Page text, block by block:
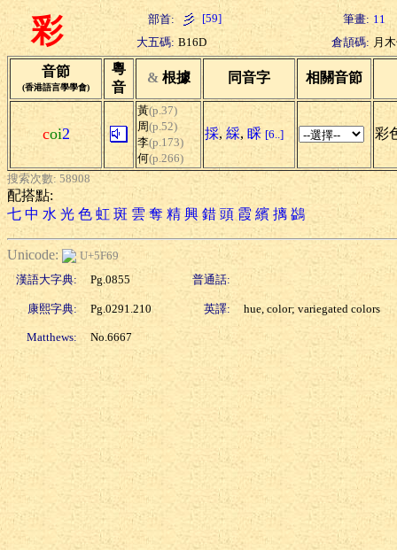
彩 部首: [59] 筆畫: 11
大五碼: B16D 倉頡碼: 月
音節
(香港語言學學會)
粵
音
& 根據 同音字 相關音節
coi2
黃(p.37)
周(p.52)
李(p.173)
何(p.266)
採, 綵, 睬 [6..] 彩
搜索次數: 58908
配搭點:
七 中 水 光 色 虹 斑 雲 奪 精 興 錯 頭 霞 繽 摛 鷁
Unicode:
U+5F69
漢語大字典:
Pg.0855 普通話:
康熙字典: Pg.0291.210 英譯: hue, color; variegated colors
Matthews: No.6667